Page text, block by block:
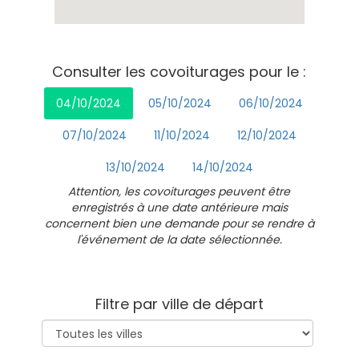
Consulter les covoiturages pour le :
04/10/2024 05/10/2024
06/10/2024
07/10/2024
11/10/2024
12/10/2024
13/10/2024
14/10/2024
Attention, les covoiturages peuvent être
enregistrés à une date antérieure mais
concernent bien une demande pour se rendre à
l'événement de la date sélectionnée.
Filtre par ville de départ